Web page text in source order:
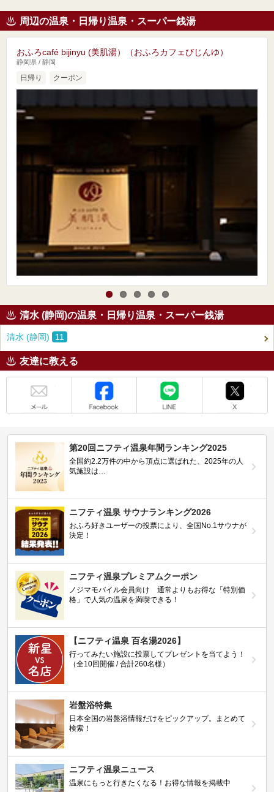
周辺の温泉・日帰り温泉・スーパー銭湯
おふろcafé bijinyu (美肌湯）（おふろカフェびじんゆ）
静岡県 / 静岡
日帰り クーポン
清水 (静岡)の温泉・日帰り温泉・スーパー銭湯
清水 (静岡) 11
友達に教える
第20回ニフティ温泉年間ランキング2025
全国約2.2万件の中から頂点に選ばれた、2025年の人
気施設は…
ニフティ温泉 サウナランキング2026
おふろ好きユーザーの投票により、全国No.1サウナが
決定！
ニフティ温泉プレミアムクーポン
ノジマモバイル会員向け 通常よりもお得な「特別価
格」で人気の温泉を満喫できる！
【ニフティ温泉 百名湯2026】
行ってみたい施設に投票してプレゼントを当てよう！
（全10回開催 / 合計260名様）
岩盤浴特集
日本全国の岩盤浴情報だけをピックアップ。まとめて
検索！
ニフティ温泉ニュース
温泉にもっと行きたくなる！お得な情報を掲載中